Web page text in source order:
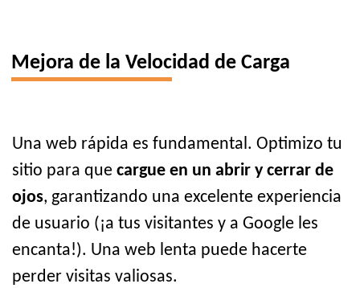
Mejora de la Velocidad de Carga
Una web rápida es fundamental. Optimizo tu
sitio para que cargue en un abrir y cerrar de
ojos, garantizando una excelente experiencia
de usuario (¡a tus visitantes y a Google les
encanta!). Una web lenta puede hacerte
perder visitas valiosas.